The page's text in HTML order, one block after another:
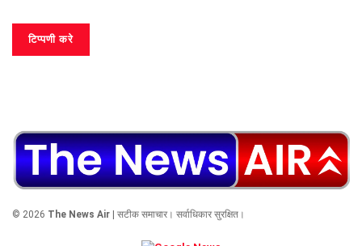
© 2026 The News Air | सटीक समाचार। सर्वाधिकार सुरक्षित।